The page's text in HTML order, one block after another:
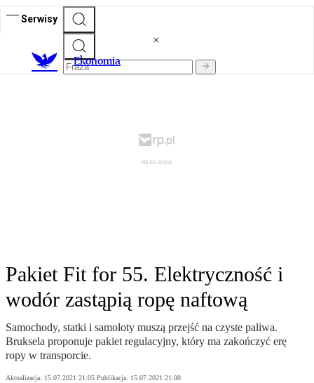
Serwisy
Ekonomia
Pakiet Fit for 55. Elektryczność i
wodór zastąpią ropę naftową
Samochody, statki i samoloty muszą przejść na czyste paliwa.
Bruksela proponuje pakiet regulacyjny, który ma zakończyć erę
ropy w transporcie.
Aktualizacja: 15.07.2021 21:05 Publikacja: 15.07.2021 21:00